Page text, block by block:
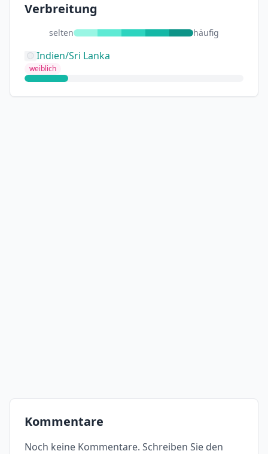
Verbreitung
selten häufig
Indien/Sri Lanka
weiblich
Kommentare
Noch keine Kommentare. Schreiben Sie den